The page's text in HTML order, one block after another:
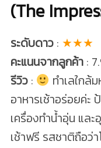
(The
ระดับดาว: ★★★
คะแนนจากลูกค้า:
รีวิว:
ทำเลใกล้
อาหารเช้าอร่อยค่ะ
เครื่องทำน้ำอุ่น แล
เช้าฟรี รสชาติถือว่